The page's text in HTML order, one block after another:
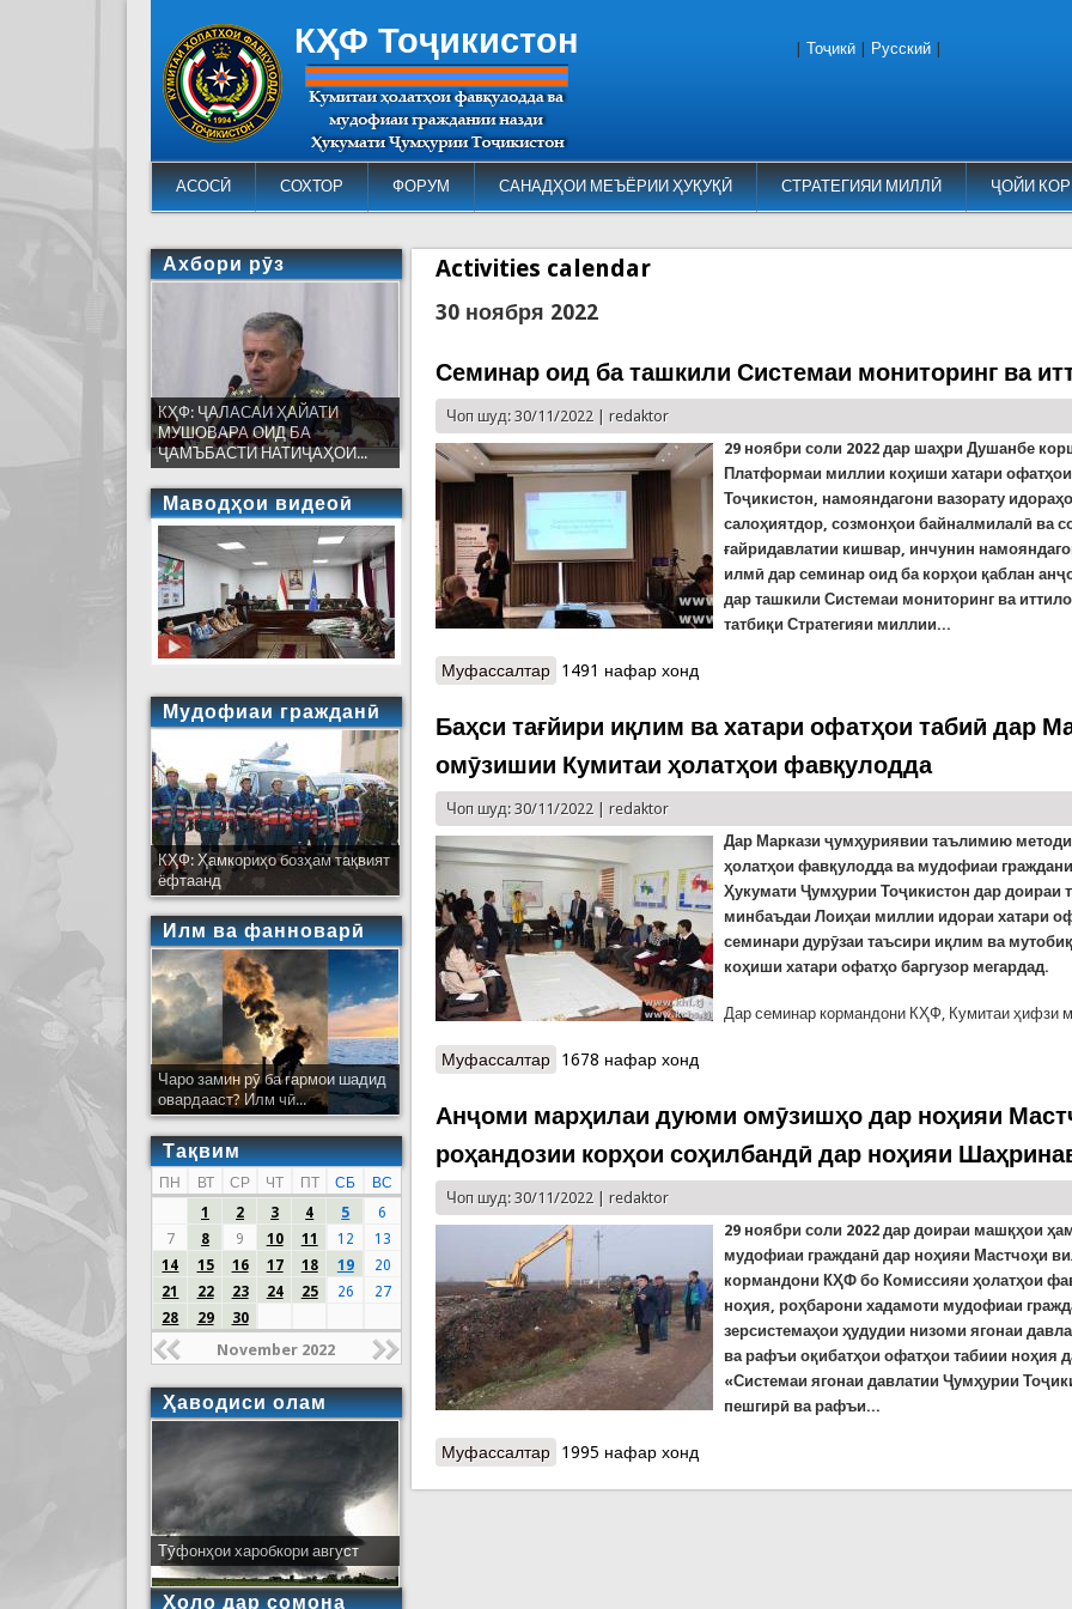
КҲФ Тоҷикистон
АСОСӢ СОХТОР ФОРУМ САНАДҲОИ МЕЪЁРИИ ҲУҚУҚӢ СТРАТЕГИЯИ МИЛЛӢ ҶОЙИ
Тоҷикӣ Русский
Activities calendar
30 ноября 2022
Семинар оид ба ташкили Системаи мониторинг ва
Чоп шуд: 30/11/2022 |redaktor
29 ноябри соли 2022 дар шаҳри Душанбе
Платформаи миллии коҳиши хатари
Тоҷикистон, намояндагони вазорату
салоҳиятдор, созмонҳои байналмилалӣ ва
ғайридавлатии кишвар, инчунин
илмӣ дар семинар оид ба корҳои қаблан
дар ташкили Системаи мониторинг ва
татбиқи Стратегияи миллии...
Муфассалтар о Семинар оид ба ташкили Системаи мониторинг ва иттилоот
1491 нафар хонд
Баҳси тағйири иқлим ва хатари офатҳои табиӣ дар
омӯзишии Кумитаи ҳолатҳои фавқулодда
Чоп шуд: 30/11/2022 |redaktor
Дар Маркази ҷумҳуриявии таълимию
ҳолатҳои фавқулодда ва мудофиаи
Ҳукумати Ҷумҳурии Тоҷикистон дар доираи
минбаъдаи Лоиҳаи миллии идораи хатари
семинари дурӯзаи таъсири иқлим ва
коҳиши хатари офатҳо баргузор мегардад.
Дар семинар кормандони КҲФ, Кумитаи ҳифзи
Муфассалтар о Баҳси тағйири иқлим ва хатари офатҳои табиӣ дар Маркази
1678 нафар хонд
Анҷоми марҳилаи дуюми омӯзишҳо дар ноҳияи
роҳандозии корҳои соҳилбандӣ дар ноҳияи
Чоп шуд: 30/11/2022 |redaktor
29 ноябри соли 2022 дар доираи машқҳои
мудофиаи гражданӣ дар ноҳияи Мастчоҳи
кормандони КҲФ бо Комиссияи ҳолатҳои
ноҳия, роҳбарони хадамоти мудофиаи
зерсистемаҳои ҳудудии низоми ягонаи
ва рафъи оқибатҳои офатҳои табиии ноҳия
«Системаи ягонаи давлатии Ҷумҳурии
пешгирӣ ва рафъи...
Муфассалтар о Анҷоми марҳилаи дуюми омӯзишҳо дар ноҳияи Мастчоҳ ва
1995 нафар хонд
Ахбори рӯз
КҲФ: ҶАЛАСАИ ҲАЙАТИ
МУШОВАРА ОИД БА
ҶАМЪБАСТИ НАТИҶАҲОИ...
Маводҳои видеоӣ
Мудофиаи гражданӣ
КҲФ: Ҳамкориҳо бозҳам тақвият
ёфтаанд
Илм ва фанноварӣ
Чаро замин рӯ ба гармои шадид
овардааст? Илм чӣ...
Тақвим
ПН ВТ СР ЧТ ПТ СБ
ВС
1
2 3 4 5
6
7
8 9 10 11 12
13
14
15 16 17 18 19
20
21
22 23 24 25 26
27
28
29 30
November 2022
Ҳаводиси олам
Тӯфонҳои харобкори август
Ҳоло дар сомона